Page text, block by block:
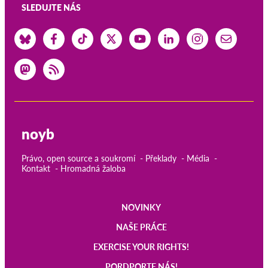
SLEDUJTE NÁS
noyb
Právo, open source a soukromí Překlady
Média
Kontakt
Hromadná žaloba
NOVINKY
NAŠE PRÁCE
EXERCISE YOUR RIGHTS!